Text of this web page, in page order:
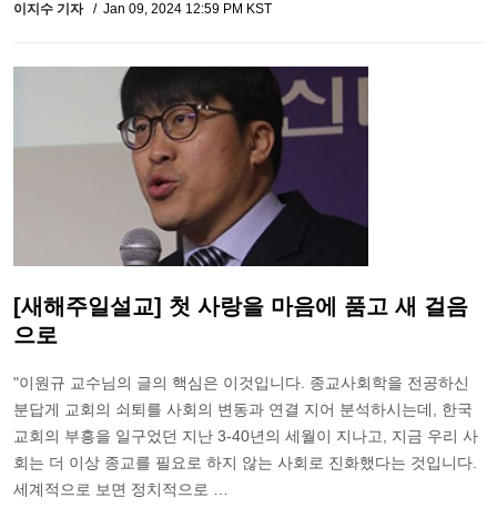
이지수 기자 Jan 09, 2024 12:59 PM KST
[새해주일설교] 첫 사랑을 마음에 품고 새 걸음
으로
"이원규 교수님의 글의 핵심은 이것입니다. 종교사회학을 전공하신
분답게 교회의 쇠퇴를 사회의 변동과 연결 지어 분석하시는데, 한국
교회의 부흥을 일구었던 지난 3-40년의 세월이 지나고, 지금 우리 사
회는 더 이상 종교를 필요로 하지 않는 사회로 진화했다는 것입니다.
세계적으로 보면 정치적으로 …